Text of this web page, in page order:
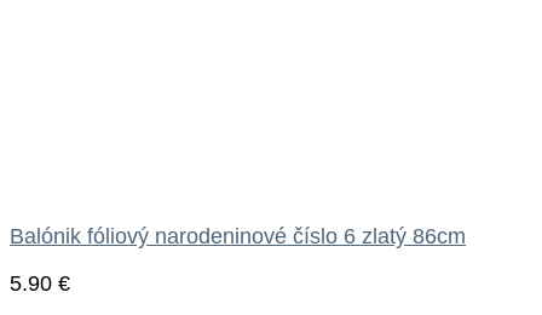
Balónik fóliový narodeninové číslo 6 zlatý 86cm
5.90 €